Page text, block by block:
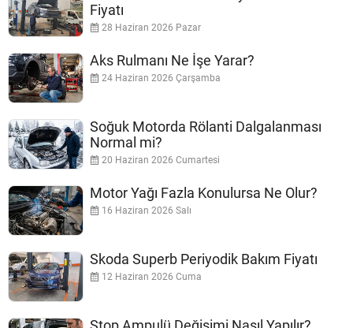
Fiyatı
28 Haziran 2026 Pazar
Aks Rulmanı Ne İşe Yarar?
24 Haziran 2026 Çarşamba
Soğuk Motorda Rölanti Dalgalanması
Normal mi?
20 Haziran 2026 Cumartesi
Motor Yağı Fazla Konulursa Ne Olur?
16 Haziran 2026 Salı
Skoda Superb Periyodik Bakım Fiyatı
12 Haziran 2026 Cuma